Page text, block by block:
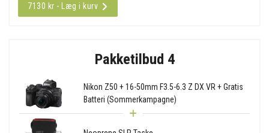
7130 kr - Læg i kurv
Pakketilbud 4
Nikon Z50 + 16-50mm F3.5-6.3 Z DX VR + Gratis
Batteri (Sommerkampagne)